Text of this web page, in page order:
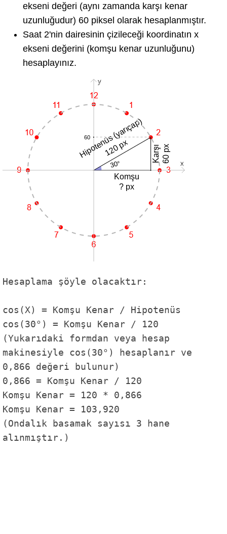
ekseni değeri (aynı zamanda karşı kenar
uzunluğudur) 60 piksel olarak hesaplanmıştır.
Saat 2'nin dairesinin çizileceği koordinatın x
ekseni değerini (komşu kenar uzunluğunu)
hesaplayınız.
Hesaplama şöyle olacaktır:
cos(X) = Komşu Kenar / Hipotenüs
cos(30°) = Komşu Kenar / 120
(Yukarıdaki formdan veya hesap
makinesiyle cos(30°) hesaplanır ve
0,866 değeri bulunur)
0,866 = Komşu Kenar / 120
Komşu Kenar = 120 * 0,866
Komşu Kenar = 103,920
(Ondalık basamak sayısı 3 hane
alınmıştır.)